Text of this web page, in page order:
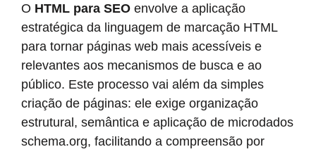
O HTML para SEO envolve a aplicação
estratégica da linguagem de marcação HTML
para tornar páginas web mais acessíveis e
relevantes aos mecanismos de busca e ao
público. Este processo vai além da simples
criação de páginas: ele exige organização
estrutural, semântica e aplicação de microdados
schema.org, facilitando a compreensão por